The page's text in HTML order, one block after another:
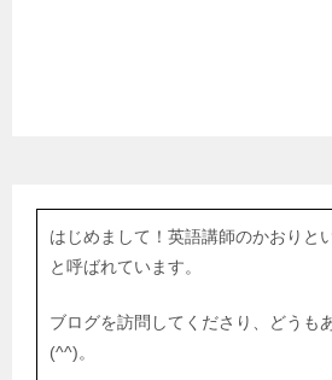
はじめまして！英語講師のかおりと
と呼ばれています。
ブログを訪問してくださり、どうも
(^^)。